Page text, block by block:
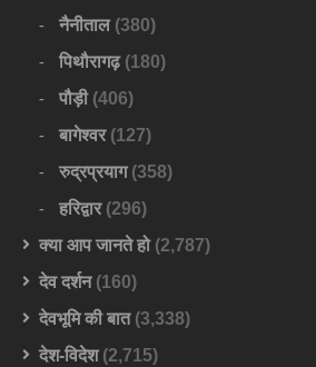
नैनीताल(380)
पिथौरागढ़(180)
पौड़ी(406)
बागेश्वर(127)
रुद्रप्रयाग(358)
हरिद्वार(296)
क्या आप जानते हो(2,787)
देव दर्शन(160)
देवभूमि की बात(3,338)
देश-विदेश(2,715)